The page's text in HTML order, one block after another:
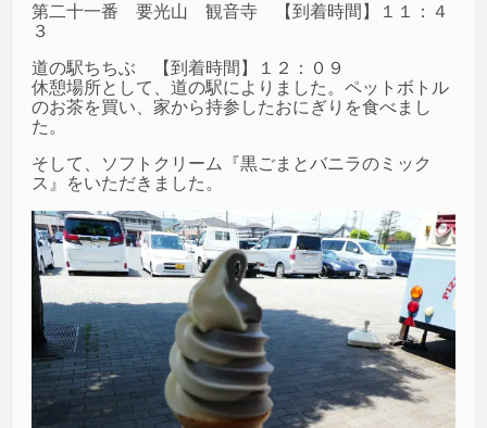
第二十一番 要光山 観音寺 【到着時間】１１：４
３
道の駅ちちぶ 【到着時間】１２：０９
休憩場所として、道の駅によりました。ペットボトル
のお茶を買い、家から持参したおにぎりを食べまし
た。
そして、ソフトクリーム『黒ごまとバニラのミック
ス』をいただきました。